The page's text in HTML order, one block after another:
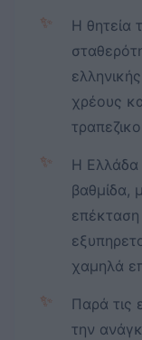
✨
Η θητεία
χρέους
✨
Η Ελλάδα
βαθμίδα,
χαμηλά
✨
Παρά τις
την